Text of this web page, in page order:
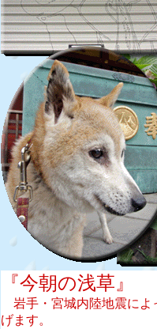
『今朝の浅草』
岩手・宮城内陸地震に
げます。